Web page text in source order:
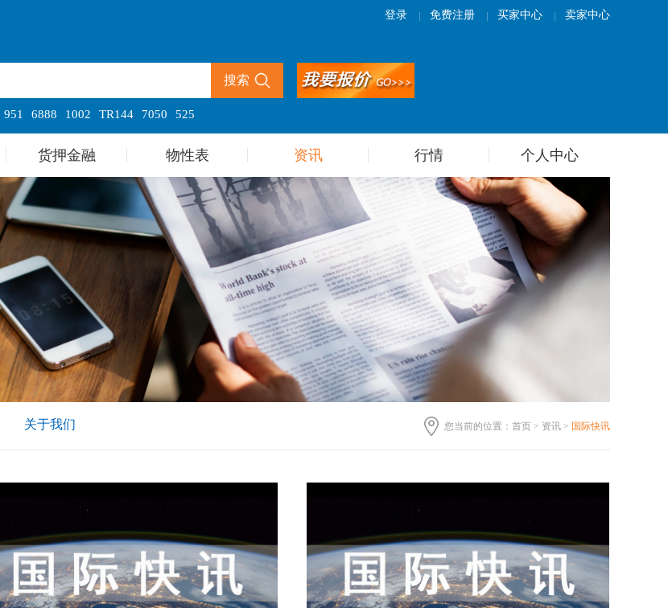
登录 免费注册 买家中心 卖家中心
搜索
951 6888 1002 TR144 7050 525
货押金融 物性表 资讯 行情 个人中心
您当前的位置： 首页 > 资讯 > 国际快讯
关于我们